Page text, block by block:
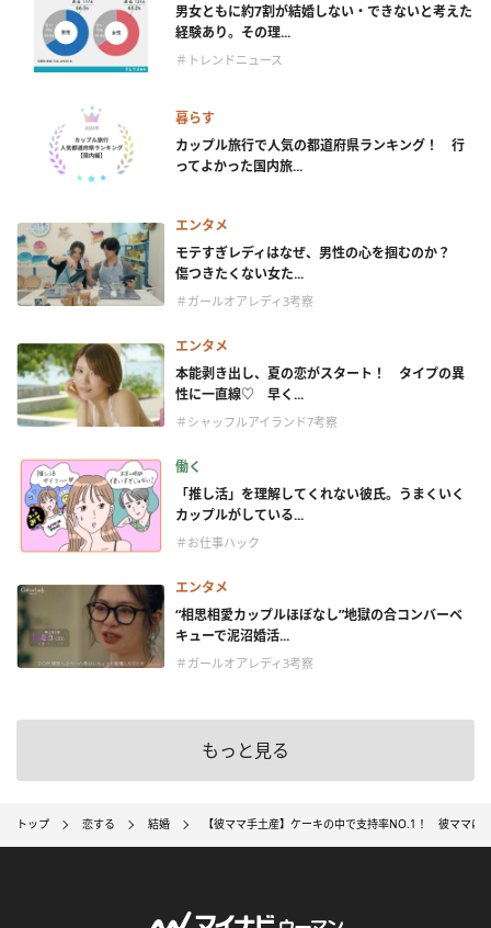
男女ともに約7割が結婚しない・できないと考えた
経験あり。その理...
＃トレンドニュース
暮らす
カップル旅行で人気の都道府県ランキング！ 行
ってよかった国内旅...
エンタメ
モテすぎレディはなぜ、男性の心を掴むのか？
傷つきたくない女た...
＃ガールオアレディ3考察
エンタメ
本能剥き出し、夏の恋がスタート！ タイプの異
性に一直線♡ 早く...
＃シャッフルアイランド7考察
働く
「推し活」を理解してくれない彼氏。うまくいく
カップルがしている...
＃お仕事ハック
エンタメ
“相思相愛カップルほぼなし”地獄の合コンバーベ
キューで泥沼婚活...
＃ガールオアレディ3考察
もっと見る
トップ 恋する 結婚 【彼ママ手土産】ケーキの中で支持率NO.1！ 彼ママに